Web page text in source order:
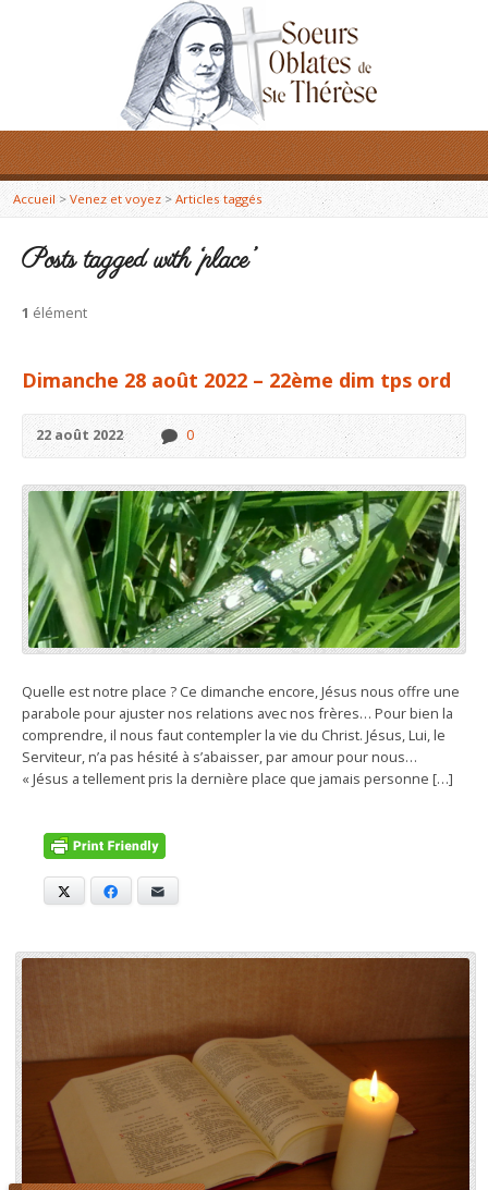
Accueil> Venez et voyez > Articles taggés
Posts tagged with ‘place’
1 élément
Dimanche 28 août 2022 – 22ème dim tps ord
22 août 2022 0
Quelle est notre place ? Ce dimanche encore, Jésus nous offre une
parabole pour ajuster nos relations avec nos frères… Pour bien la
comprendre, il nous faut contempler la vie du Christ. Jésus, Lui, le
Serviteur, n’a pas hésité à s’abaisser, par amour pour nous…
« Jésus a tellement pris la dernière place que jamais personne […]
Facebook